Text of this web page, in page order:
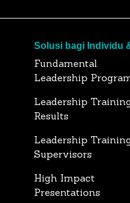
Solusi bagi Individu
Fundamental
Leadership
Leadership
Results
Leadership
Supervisors
High Impact
Presentations